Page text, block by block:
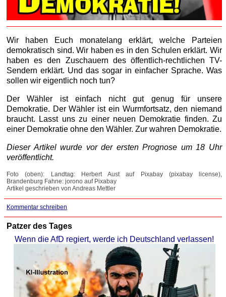
Wir haben Euch monatelang erklärt, welche Parteien
demokratisch sind. Wir haben es in den Schulen erklärt. Wir
haben es den Zuschauern des öffentlich-rechtlichen TV-
Sendern erklärt. Und das sogar in einfacher Sprache. Was
sollen wir eigentlich noch tun?
Der Wähler ist einfach nicht gut genug für unsere
Demokratie. Der Wähler ist ein Wurmfortsatz, den niemand
braucht. Lasst uns zu einer neuen Demokratie finden. Zu
einer Demokratie ohne den Wähler. Zur wahren Demokratie.
Dieser Artikel wurde vor der ersten Prognose um 18 Uhr
veröffentlicht.
Foto (oben): Landtag: Herbert Aust auf Pixabay (pixabay license),
Brandenburg Fahne: jorono auf Pixabay
Artikel geschrieben von Andreas Mettler
Kommentar schreiben
Patzer des Tages
Wenn die AfD regiert, werde ich Deutschland verlassen!